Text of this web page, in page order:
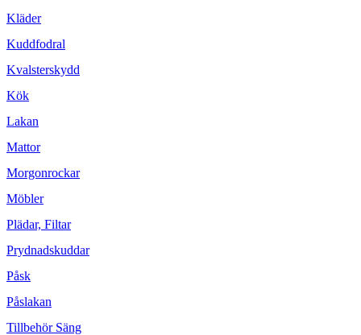
Kläder
Kuddfodral
Kvalsterskydd
Kök
Lakan
Mattor
Morgonrockar
Möbler
Plädar, Filtar
Prydnadskuddar
Påsk
Påslakan
Tillbehör Säng